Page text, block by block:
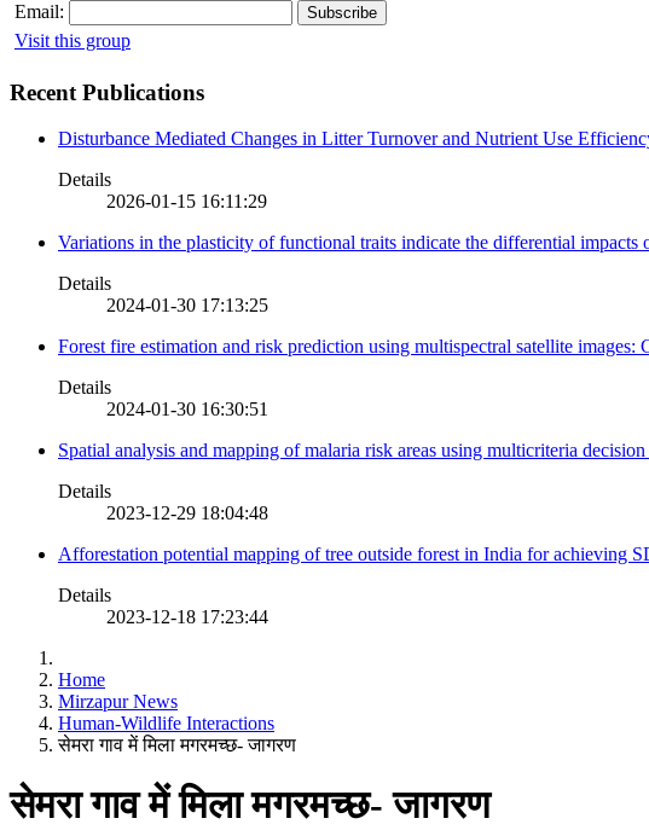
Email:
Visit this group
Recent Publications
Disturbance Mediated Changes in Litter Turnover and Nutrient Use
Details
2026-01-15 16:11:29
Variations in the plasticity of functional traits indicate the differential
Details
2024-01-30 17:13:25
Forest fire estimation and risk prediction using multispectral satellite images:
Details
2024-01-30 16:30:51
Spatial analysis and mapping of malaria risk areas using multicriteria
Details
2023-12-29 18:04:48
Afforestation potential mapping of tree outside forest in India for achieving
Details
2023-12-18 17:23:44
Home
Mirzapur News
Human-Wildlife Interactions
सेमरा गाव में मिला मगरमच्छ- जागरण
सेमरा गाव में मिला मगरमच्छ- जागरण